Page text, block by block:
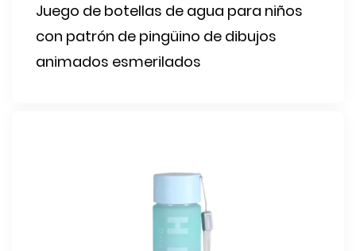
Juego de botellas de agua para niños
con patrón de pingüino de dibujos
animados esmerilados